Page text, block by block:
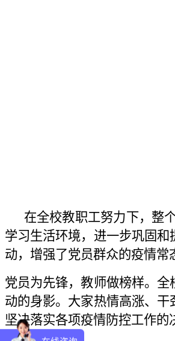
在全校教职工努力下，整个
学习生活环境，进一步巩固
动，增强了党员群众的疫情
党员为先锋，教师做榜样。
动的身影。大家热情高涨、
坚决落实各项疫情防控工作的